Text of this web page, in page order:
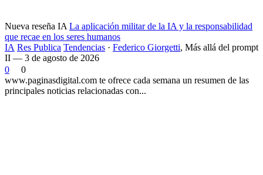
Nueva reseña IA La aplicación militar de la IA y la responsabilidad
que recae en los seres humanos
IA Res Publica Tendencias · Federico Giorgetti, Más allá del prompt
II — 3 de agosto de 2026
0
0
www.paginasdigital.com te ofrece cada semana un resumen de las
principales noticias relacionadas con...